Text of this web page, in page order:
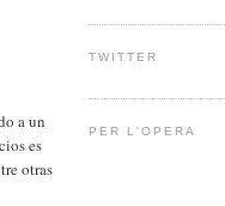
a un
es
otras
TWITTER
PER L'OPERA